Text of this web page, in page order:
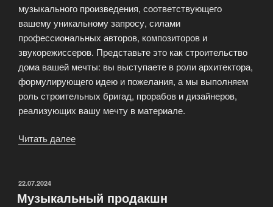
музыкального произведения, соответствующего
вашему уникальному запросу, силами
профессиональных авторов, композиторов и
звукорежиссеров. Представьте это как строительство
дома вашей мечты: вы выступаете в роли архитектора,
формулирующего идею и пожелания, а мы выполняем
роль строительных бригад, прорабов и дизайнеров,
реализующих вашу мечту в материале.
Читать далее
ОПУБЛИКОВАНО
22.07.2024
Музыкальный продакшн